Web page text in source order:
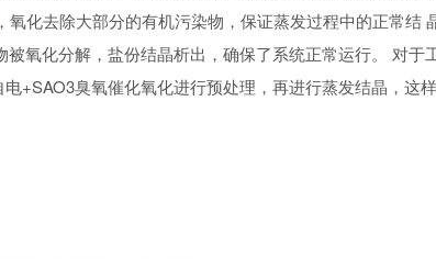
，氧化去除大部分的有机污染物，保证蒸发过程中的正常结
氧化分解，盐份结晶析出，确保了系统正常运行。 对于
+SAO3臭氧催化氧化进行预处理，再进行蒸发结晶，这